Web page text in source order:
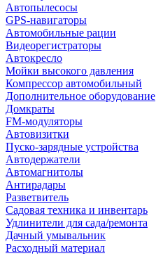
Автопылесосы
GPS-навигаторы
Автомобильные рации
Видеорегистраторы
Автокресло
Мойки высокого давления
Компрессор автомобильный
Дополнительное оборудование
Домкраты
FM-модуляторы
Автовизитки
Пуско-зарядные устройства
Автодержатели
Автомагнитолы
Антирадары
Разветвитель
Садовая техника и инвентарь
Удлинители для сада/ремонта
Дачный умывальник
Расходный материал